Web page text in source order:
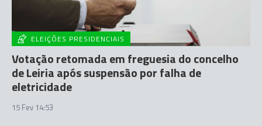
ELEIÇÕES PRESIDENCIAIS
Votação retomada em freguesia do concelho
de Leiria após suspensão por falha de
eletricidade
15 Fev 14:53